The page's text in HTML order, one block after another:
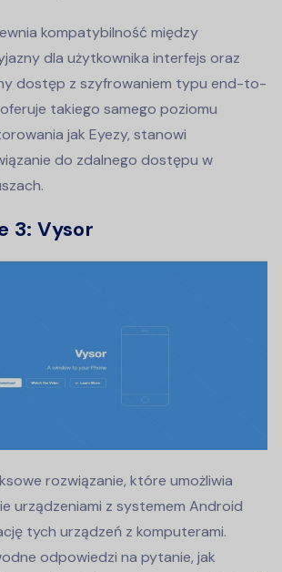
kompatybilność między
dla użytkownika interfejs oraz
dostęp z szyfrowaniem typu end-to-
takiego samego poziomu
jak Eyezy, stanowi
do zdalnego dostępu w
3: Vysor
rozwiązanie, które umożliwia
urządzeniami z systemem Android
tych urządzeń z komputerami.
odpowiedzi na pytanie, jak